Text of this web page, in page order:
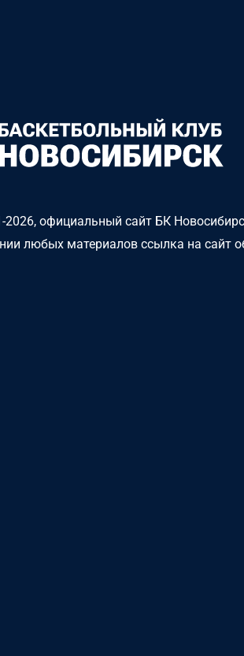
2026, официальный сайт БК
любых материалов ссылка на сайт